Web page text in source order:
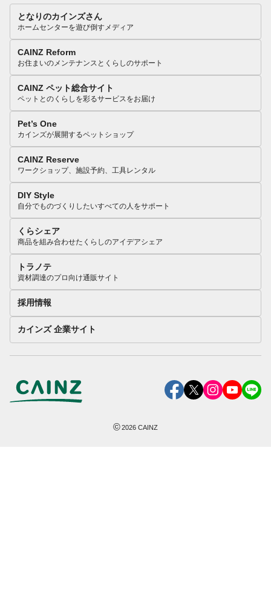
となりのカインズさん
ホームセンターを遊び倒すメディア
CAINZ Reform
お住まいのメンテナンスとくらしのサポート
CAINZ ペット総合サイト
ペットとのくらしを彩るサービスをお届け
Pet’s One
カインズが展開するペットショップ
CAINZ Reserve
ワークショップ、施設予約、工具レンタル
DIY Style
自分でものづくりしたいすべての人をサポート
くらシェア
商品を組み合わせたくらしのアイデアシェア
トラノテ
資材調達のプロ向け通販サイト
採用情報
カインズ 企業サイト
©2026 CAINZ